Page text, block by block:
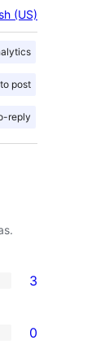
(US)
post
reply
3
0